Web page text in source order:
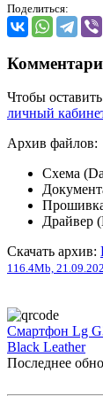
Поделиться:
Чтобы
личный
Архив файлов:
Схема
Драйвер
Скачать архив:
116.4Mb,
Смартфон Lg
Black Leather
Последнее